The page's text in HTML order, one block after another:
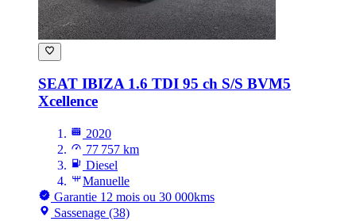
SEAT IBIZA 1.6 TDI 95 ch S/S BVM5
Xcellence
2020
77 757 km
Diesel
Manuelle
Garantie 12 mois ou 30 000kms
Sassenage (38)